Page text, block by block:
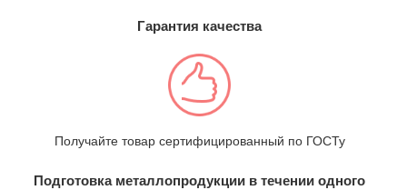
Гарантия качества
Получайте товар сертифицированный по ГОСТу
Подготовка металлопродукции в течении одного